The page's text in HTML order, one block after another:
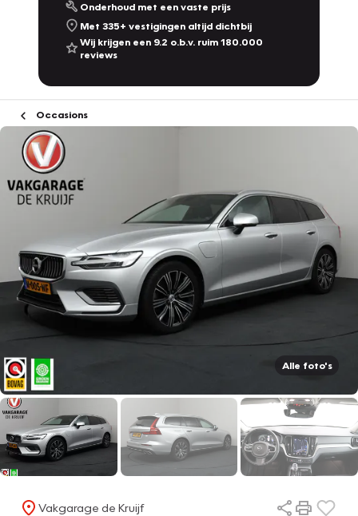
Onderhoud met een vaste prijs
Met 335+ vestigingen altijd dichtbij
Wij krijgen een 9.2 o.b.v. ruim 180.000
reviews
Occasions
Alle foto's
Vakgarage de Kruijf